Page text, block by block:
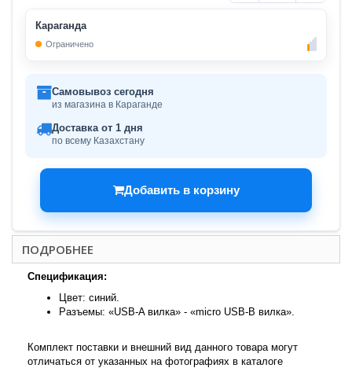
Караганда
Ограничено
Самовывоз сегодня
из магазина в Караганде
Доставка от 1 дня
по всему Казахстану
Добавить в корзину
ПОДРОБНЕЕ
Спецификация:
Цвет: синий.
Разъемы: «USB-A вилка» - «micro USB-B вилка».
Комплект поставки и внешний вид данного товара могут
отличаться от указанных на фотографиях в каталоге